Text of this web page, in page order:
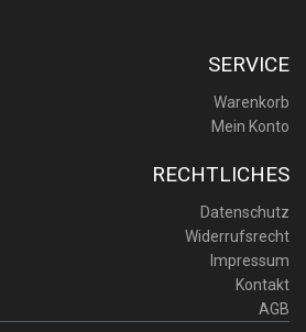
SERVICE
Warenkorb
Mein Konto
RECHTLICHES
Datenschutz
Widerrufsrecht
Impressum
Kontakt
AGB